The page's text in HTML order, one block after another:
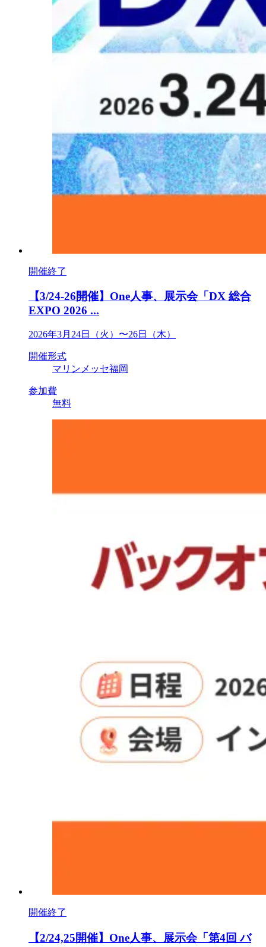
開催終了
【3/24-26開催】One人事、展示会「DX 総合
EXPO 2026 ...
2026年3月24日（火）〜26日（木）
開催形式
マリンメッセ福岡
参加費
無料
開催終了
【2/24,25開催】One人事、展示会「第4回 バ